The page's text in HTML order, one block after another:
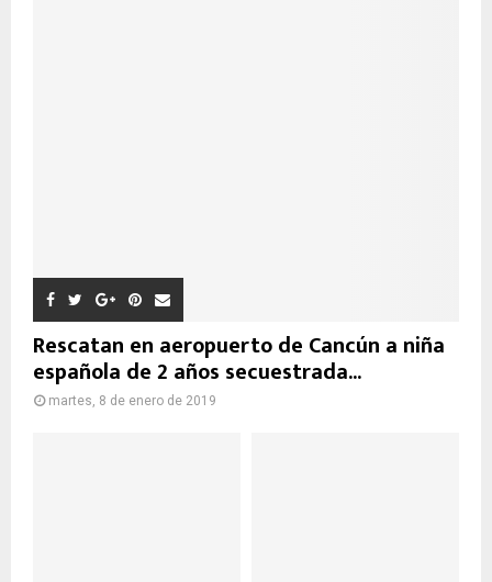
Rescatan en aeropuerto de Cancún a niña
española de 2 años secuestrada...
martes, 8 de enero de 2019